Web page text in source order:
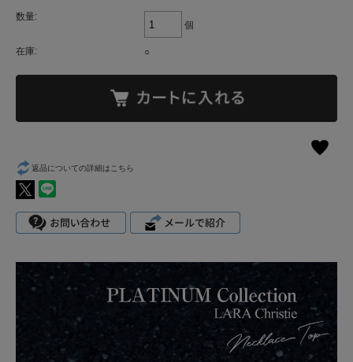
数量:
個
在庫: ○
返品についての詳細はこちら